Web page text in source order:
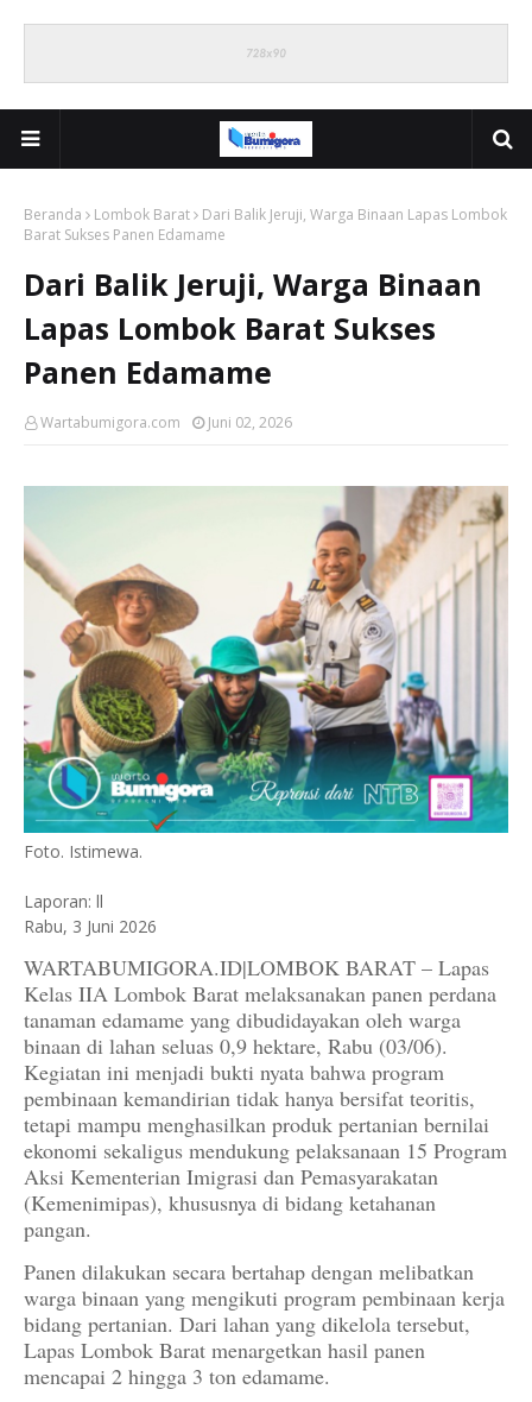
Beranda Lombok Barat
Dari Balik Jeruji, Warga Binaan Lapas Lombok
Barat Sukses Panen Edamame
Dari Balik Jeruji, Warga Binaan
Lapas Lombok Barat Sukses
Panen Edamame
Wartabumigora.com Juni 02, 2026
Foto. Istimewa.
Laporan: ll
Rabu, 3 Juni 2026
WARTABUMIGORA.ID|LOMBOK BARAT – Lapas
Kelas IIA Lombok Barat melaksanakan panen perdana
tanaman edamame yang dibudidayakan oleh warga
binaan di lahan seluas 0,9 hektare, Rabu (03/06).
Kegiatan ini menjadi bukti nyata bahwa program
pembinaan kemandirian tidak hanya bersifat teoritis,
tetapi mampu menghasilkan produk pertanian bernilai
ekonomi sekaligus mendukung pelaksanaan 15 Program
Aksi Kementerian Imigrasi dan Pemasyarakatan
(Kemenimipas), khususnya di bidang ketahanan
pangan.
Panen dilakukan secara bertahap dengan melibatkan
warga binaan yang mengikuti program pembinaan kerja
bidang pertanian. Dari lahan yang dikelola tersebut,
Lapas Lombok Barat menargetkan hasil panen
mencapai 2 hingga 3 ton edamame.